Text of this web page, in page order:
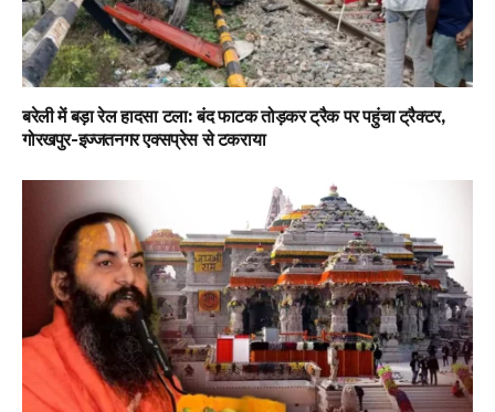
बरेली में बड़ा रेल हादसा टला: बंद फाटक तोड़कर ट्रैक पर पहुंचा ट्रैक्टर,
गोरखपुर-इज्जतनगर एक्सप्रेस से टकराया